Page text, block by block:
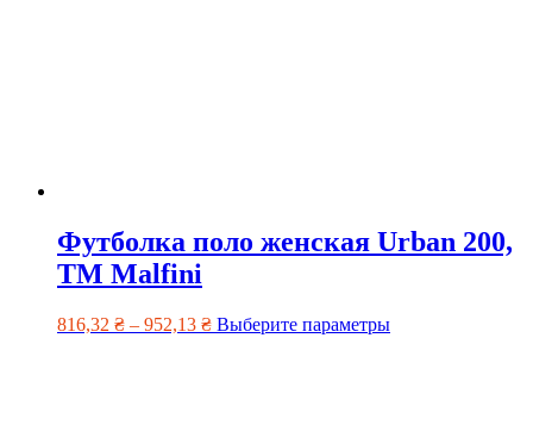
Футболка поло женская Urban 200,
TM Malfini
816,32 ₴ – 952,13 ₴ Выберите параметры